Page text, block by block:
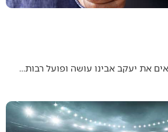
את יעקב אבינו עושה ופועל רבות…